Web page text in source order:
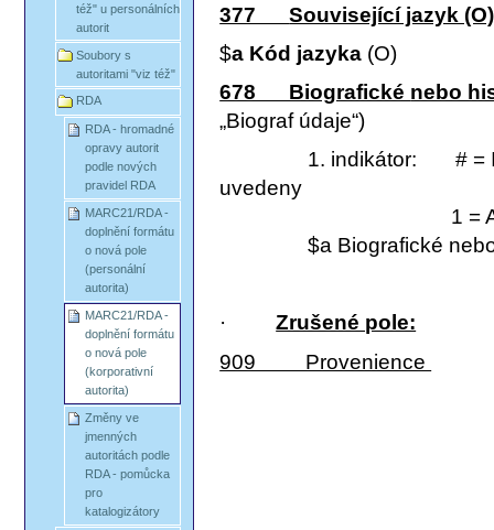
též" u personálních
autorit
Soubory s
autoritami "viz též"
RDA
RDA - hromadné
opravy autorit
podle nových
pravidel RDA
MARC21/RDA -
doplnění formátu
o nová pole
(personální
autorita)
MARC21/RDA -
doplnění formátu
o nová pole
(korporativní
autorita)
Změny ve
jmenných
autoritách podle
RDA - pomůcka
pro
katalogizátory
377Související jazyk (O)
$a Kód jazyka (O)
678 Biografické nebo
„Biograf údaje“)
1. indikátor: # =
uvedeny
1 =
$a Biografické
·Zrušené pole:
909 Provenience